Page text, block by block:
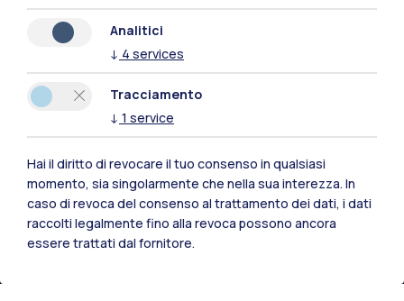
Polimi Community
Tutti i siti dell’ecosistema
Residenze
Analitici
↓ 4 services
Tracciamento
↓ 1 service
Hai il diritto di revocare il tuo consenso in qualsiasi
momento, sia singolarmente che nella sua interezza. In
caso di revoca del consenso al trattamento dei dati, i dati
raccolti legalmente fino alla revoca possono ancora
essere trattati dal fornitore.